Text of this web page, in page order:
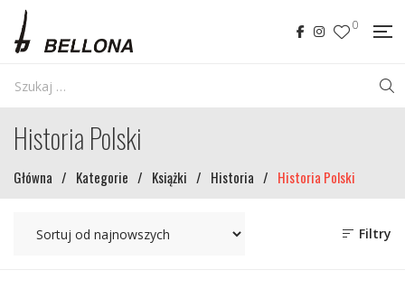
0
Historia Polski
Główna / Kategorie / Książki / Historia / Historia Polski
Filtry